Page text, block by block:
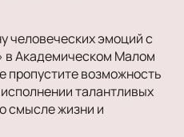
человеческих эмоций с
в Академическом Малом
пропустите возможность
талантливых
смысле жизни и